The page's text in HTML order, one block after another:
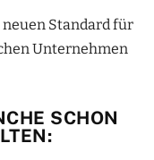
neuen Standard für
Unternehmen
SCHON